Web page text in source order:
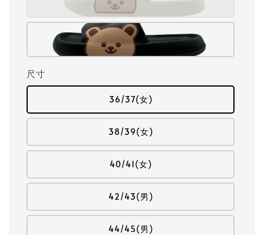
尺寸
36/37(女)
38/39(女)
40/41(女)
42/43(男)
44/45(男)